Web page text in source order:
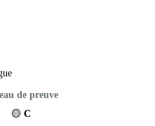
🟡 C